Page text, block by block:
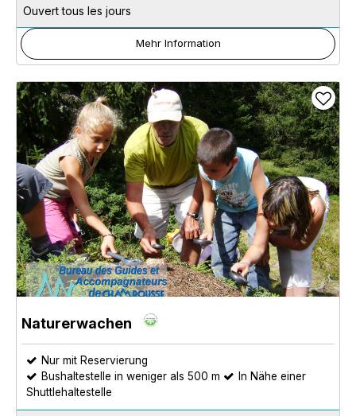
Ouvert tous les jours
Mehr Information
Naturerwachen
Nur mit Reservierung
Bushaltestelle in weniger als 500 m
In Nähe einer
Shuttlehaltestelle